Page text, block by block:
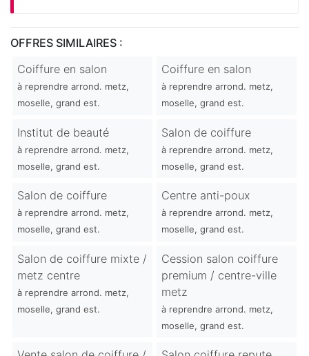
OFFRES SIMILAIRES :
Coiffure en salon
à reprendre arrond. metz,
moselle, grand est.
Coiffure en salon
à reprendre arrond. metz,
moselle, grand est.
Institut de beauté
à reprendre arrond. metz,
moselle, grand est.
Salon de coiffure
à reprendre arrond. metz,
moselle, grand est.
Salon de coiffure
à reprendre arrond. metz,
moselle, grand est.
Centre anti-poux
à reprendre arrond. metz,
moselle, grand est.
Salon de coiffure mixte /
metz centre
à reprendre arrond. metz,
moselle, grand est.
Cession salon coiffure
premium / centre-ville
metz
à reprendre arrond. metz,
moselle, grand est.